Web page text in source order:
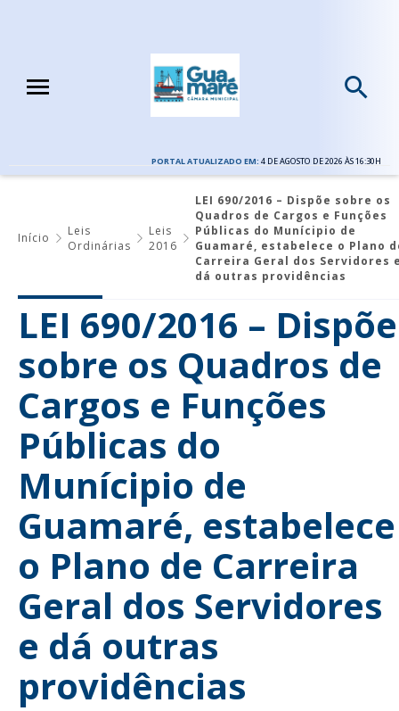
PORTAL ATUALIZADO EM: 4 DE AGOSTO DE 2026 ÀS 16:30H
Início
Leis
Ordinárias
Leis
2016
LEI 690/2016 – Dispõe sobre os
Quadros de Cargos e Funções
Públicas do Munícipio de
Guamaré, estabelece o Plano
Carreira Geral dos Servidores
dá outras providências
LEI 690/2016 – Dispõe
sobre os Quadros de
Cargos e Funções
Públicas do
Munícipio de
Guamaré, estabelece
o Plano de Carreira
Geral dos Servidores
e dá outras
providências